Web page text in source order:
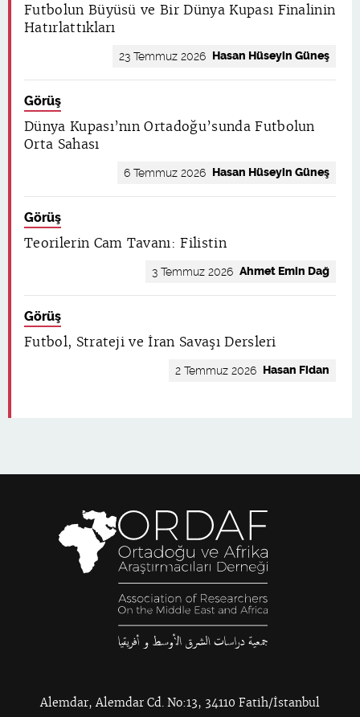
Futbolun Büyüsü ve Bir Dünya Kupası Finalinin
Hatırlattıkları
23 Temmuz 2026 Hasan Hüseyin Güneş
Görüş
Dünya Kupası’nın Ortadoğu’sunda Futbolun
Orta Sahası
6 Temmuz 2026 Hasan Hüseyin Güneş
Görüş
Teorilerin Cam Tavanı: Filistin
3 Temmuz 2026 Ahmet Emin Dağ
Görüş
Futbol, Strateji ve İran Savaşı Dersleri
2 Temmuz 2026 Hasan Fidan
Alemdar, Alemdar Cd. No:13, 34110 Fatih/İstanbul